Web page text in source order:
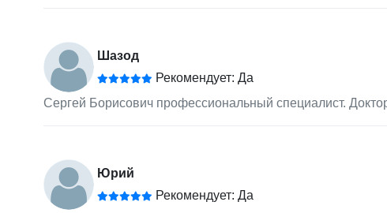
Шазод
Рекомендует: Да
Сергей Борисович профессиональный специалист.
Юрий
Рекомендует: Да